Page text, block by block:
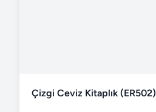
Çizgi Ceviz Kitaplık (ER502)